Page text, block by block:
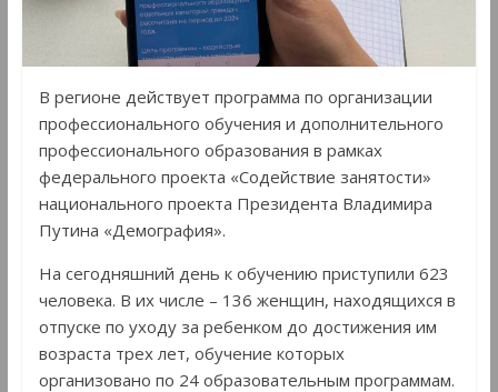
В регионе действует программа по организации
профессионального обучения и дополнительного
профессионального образования в рамках
федерального проекта «Содействие занятости»
национального проекта Президента Владимира
Путина «Демография».
На сегодняшний день к обучению приступили 623
человека. В их числе – 136 женщин, находящихся в
отпуске по уходу за ребенком до достижения им
возраста трех лет, обучение которых
организовано по 24 образовательным программам.